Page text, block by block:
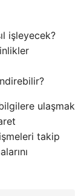
işleyecek?
ulaşmak
takip